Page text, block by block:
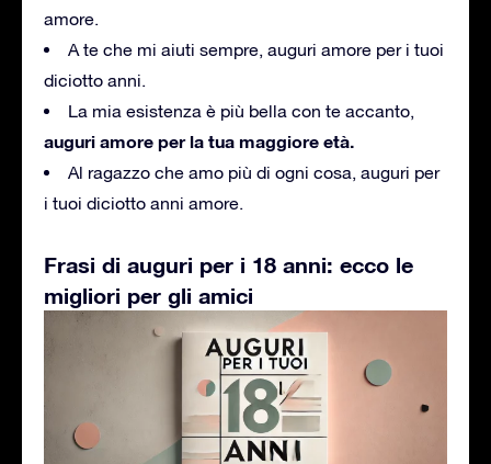
amore.
A te che mi aiuti sempre, auguri amore per i tuoi
diciotto anni.
La mia esistenza è più bella con te accanto,
auguri amore per la tua maggiore età.
Al ragazzo che amo più di ogni cosa, auguri per
i tuoi diciotto anni amore.
Frasi di auguri per i 18 anni: ecco le
migliori per gli amici